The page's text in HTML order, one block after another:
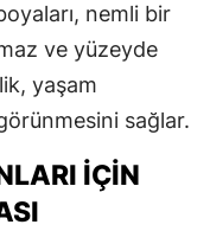
nemli bir
ve yüzeyde
yaşam
sağlar.
İÇIN